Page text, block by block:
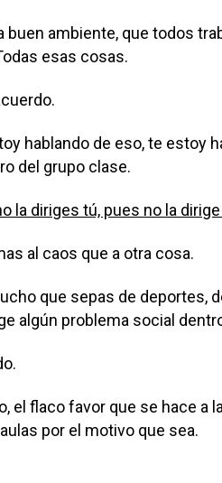
buen ambiente, que todos
esas cosas.
hablando de eso, te estoy
del grupo clase.
la diriges tú, pues no la
al caos que a otra cosa.
que sepas de deportes,
algún problema social
el flaco favor que se hace
por el motivo que sea.